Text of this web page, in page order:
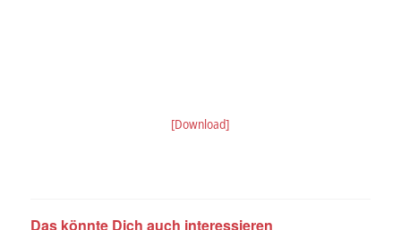
[Download]
Das könnte Dich auch interessieren